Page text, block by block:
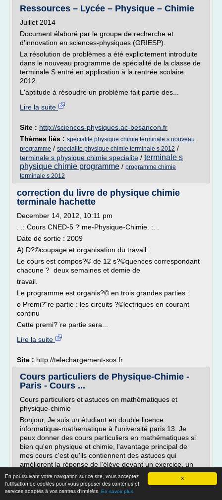
X
En poursuivant votre navigation sur ce site, vous acceptez
l'utilisation de cookies pour vous proposer des contenus et
services adaptés à vos centres d'intérêts. En savoir plus
Ressources – Lycée – Physique – Chimie
Juillet 2014
Document élaboré par le groupe de recherche et
d'innovation en sciences-physiques (GRIESP).
La résolution de problèmes a été explicitement introduite
dans le nouveau programme de spécialité de la classe de
terminale S entré en application à la rentrée scolaire
2012.
L'aptitude à résoudre un problème fait partie des...
Lire la suite
Site : http://sciences-physiques.ac-besancon.fr
Thèmes liés : specialite physique chimie terminale s nouveau
programme / specialite physique chimie terminale s 2012 /
terminale s physique chimie specialite / terminale s
physique chimie programme / programme chimie
terminale s 2012
correction du livre de physique chimie
terminale hachette
December 14, 2012, 10:11 pm
. .: Cours CNED-5 ?¨me-Physique-Chimie. :. .
Date de sortie : 2009
A) D?©coupage et organisation du travail :
Le cours est compos?© de 12 s?©quences correspondant
chacune ? deux semaines et demie de
travail.
Le programme est organis?© en trois grandes parties :
o Premi?¨re partie : les circuits ?©lectriques en courant
continu
Cette premi?¨re partie sera...
Lire la suite
Site : http://telechargement-sos.fr
Cours particuliers de Physique-Chimie -
Paris - Cours ...
Cours particuliers et astuces en mathématiques et
physique-chimie
Bonjour, Je suis un étudiant en double licence
informatique-mathematique à l'université paris 13. Je
peux donner des cours particuliers en mathématiques si
bien qu'en physique et chimie, l'avantage principal de
mes cours c'est qu'ils contiennent des astuces qui
améliorent la réponse de l'élève devant un exercice, un
très...
Lire la suite